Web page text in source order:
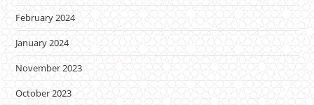
February 2024
January 2024
November 2023
October 2023